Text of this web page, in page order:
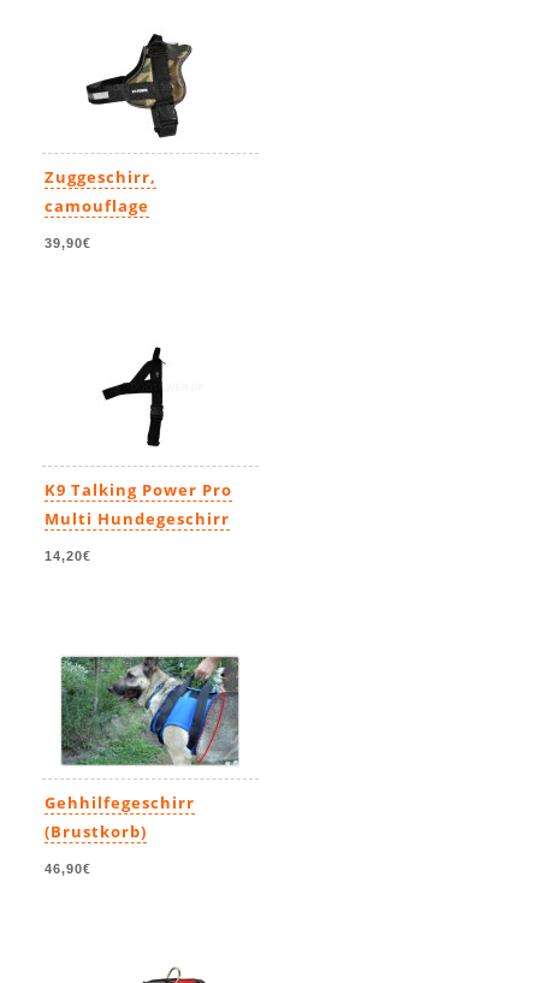
Zuggeschirr,
camouflage
39,90€
K9 Talking Power Pro
Multi Hundegeschirr
14,20€
Gehhilfegeschirr
(Brustkorb)
46,90€